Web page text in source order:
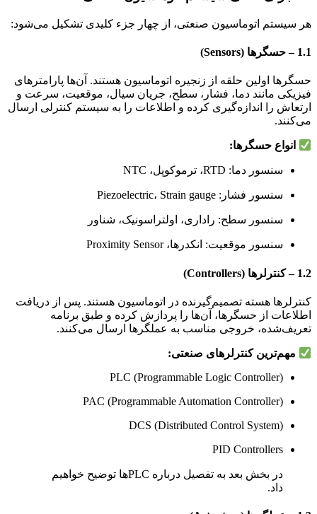
هر سیستم اتوماسیون صنعتی، از چهار جزء کلیدی تشکیل می‌شود:
1.1 – حسگرها (Sensors)
حسگرها اولین حلقه از زنجیره اتوماسیون هستند. آن‌ها پارامترهای
فیزیکی مانند دما، فشار، سطح، جریان سیال، موقعیت، سرعت و
ارتعاش را اندازه‌گیری کرده و اطلاعات را به سیستم کنترلی ارسال
می‌کنند.
انواع حسگرها:
سنسور دما: RTD، ترموکوپل، NTC
سنسور فشار: Piezoelectric، Strain gauge
سنسور سطح: راداری، اولتراسونیک، شناور
سنسور موقعیت: انکدرها، Proximity Sensor
1.2 – کنترلرها (Controllers)
کنترلرها هسته تصمیم‌گیرنده در اتوماسیون هستند. پس از دریافت
اطلاعات از حسگرها، آن‌ها را پردازش کرده و طبق برنامه
تعریف‌شده، خروجی مناسب به عملگرها ارسال می‌کنند.
مهم‌ترین کنترلرهای صنعتی:
PLC (Programmable Logic Controller)
PAC (Programmable Automation Controller)
DCS (Distributed Control System)
PID Controllers
در بخش بعد به تفصیل درباره PLCها توضیح خواهیم
داد.